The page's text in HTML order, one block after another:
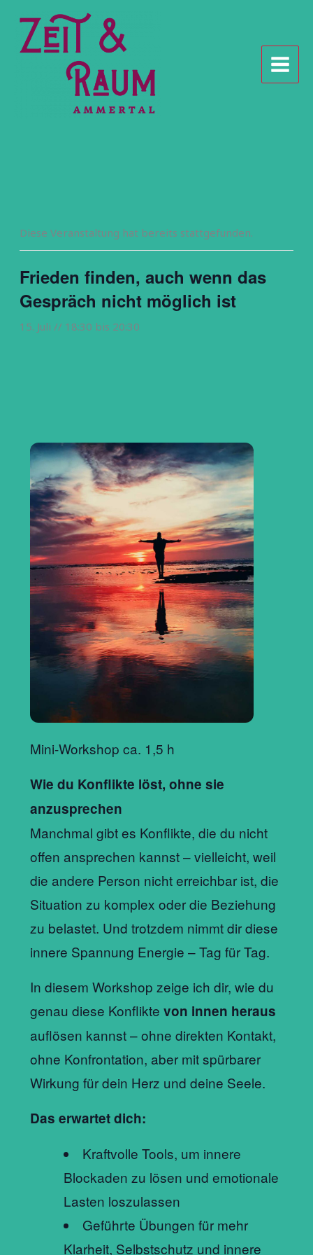
Inhalt
springen
Diese Veranstaltung hat bereits stattgefunden.
Frieden finden, auch wenn das
Gespräch nicht möglich ist
15. Juli // 18:30 bis 20:30
Mini-Workshop ca. 1,5 h
Wie du Konflikte löst, ohne sie
anzusprechen
Manchmal gibt es Konflikte, die du nicht
offen ansprechen kannst – vielleicht, weil
die andere Person nicht erreichbar ist, die
Situation zu komplex oder die Beziehung
zu belastet. Und trotzdem nimmt dir diese
innere Spannung Energie – Tag für Tag.
In diesem Workshop zeige ich dir, wie du
genau diese Konfliktevon innen heraus
auflösen kannst – ohne direkten Kontakt,
ohne Konfrontation, aber mit spürbarer
Wirkung für dein Herz und deine Seele.
Das erwartet dich:
Kraftvolle Tools, um innere
Blockaden zu lösen und emotionale
Lasten loszulassen
Geführte Übungen für mehr
Klarheit, Selbstschutz und innere